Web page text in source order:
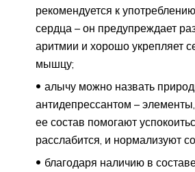
рекомендуется к
сердца – он предупреждает
аритмии и хорошо укрепляет
мышцу;
алычу можно назвать
антидепрессантом –
ее состав помогают
расслабится, и нормализуют
благодаря наличию в